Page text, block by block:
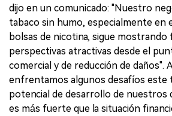
dijo en un comunicado: "Nuestro
tabaco sin humo, especialmente en
bolsas de nicotina, sigue mostrando
perspectivas atractivas desde el
comercial y de reducción de daños".
enfrentamos algunos desafíos este
potencial de desarrollo de nuestros
es más fuerte que la situación